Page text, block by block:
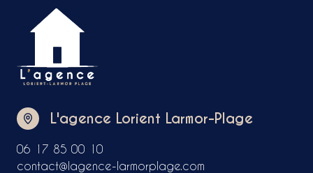
L'agence Lorient Larmor-Plage
06 17 85 00 10
contact@lagence-larmorplage.com